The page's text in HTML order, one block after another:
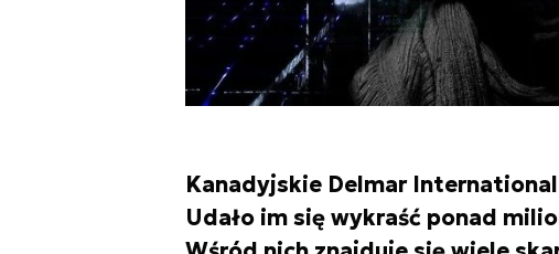
Kanadyjskie Delmar
Udało im się wykraść ponad